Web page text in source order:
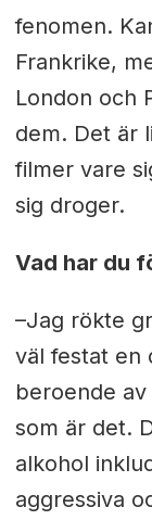
fenomen.
Frankrike,
London och
dem. Det är
filmer vare
sig droger.
Vad har du
–Jag rökte
väl festat en
beroende
som är det.
alkohol
aggressiva